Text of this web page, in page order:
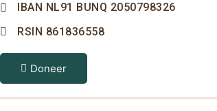
IBAN NL91 BUNQ 2050798326
RSIN 861836558
Doneer